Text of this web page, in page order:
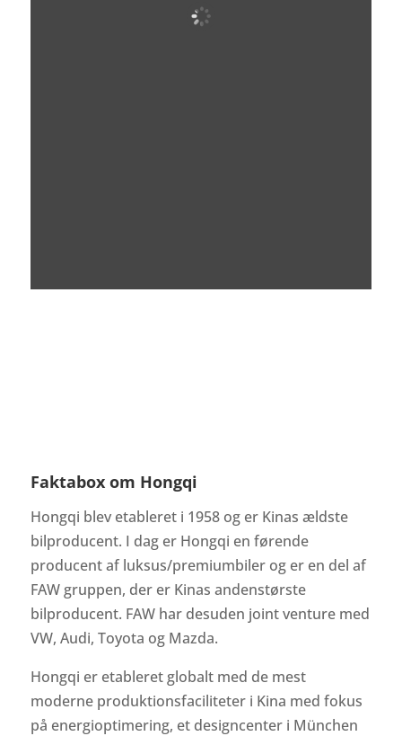
Faktabox om Hongqi
Hongqi blev etableret i 1958 og er Kinas ældste
bilproducent. I dag er Hongqi en førende
producent af luksus/premiumbiler og er en del af
FAW gruppen, der er Kinas andenstørste
bilproducent. FAW har desuden joint venture med
VW, Audi, Toyota og Mazda.
Hongqi er etableret globalt med de mest
moderne produktionsfaciliteter i Kina med fokus
på energioptimering, et designcenter i München